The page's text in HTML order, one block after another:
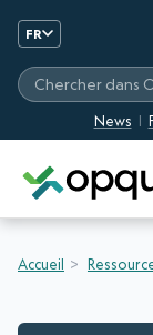
FR
News
Chercher
Accueil